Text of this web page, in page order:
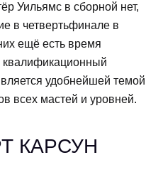
Уильямс в сборной нет,
в четвертьфинале в
ещё есть время
квалификационный
удобнейшей темой
всех мастей и уровней.
КАРСУН